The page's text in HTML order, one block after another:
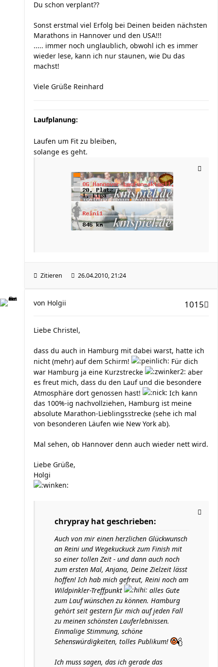
Du schon verplant??
Sonst erstmal viel Erfolg bei Deinen beiden nächsten
Marathons in Hannover und den USA!!!
..... immer noch unglaublich, obwohl ich es immer
wieder lese, kann ich nur staunen, wie Du das
machst!
Viele Grüße Reinhard
Laufplanung:
Laufen um Fit zu bleiben,
solange es geht.
Zitieren 26.04.2010, 21:24
1015
von Holgii
Liebe Christel,
dass du auch in Hamburg mit dabei warst, hatte ich
nicht (mehr) auf dem Schirm!
Für dich
war Hamburg ja eine Kurzstrecke
aber
es freut mich, dass du den Lauf und die besondere
Atmosphäre dort genossen hast!
Ich kann
das 100%-ig nachvollziehen, Hamburg ist meine
absolute Marathon-Lieblingsstrecke (sehe ich mal
von besonderen Läufen wie New York ab).
Mal sehen, ob Hannover denn auch wieder nett wird.
Liebe Grüße,
Holgi
chrypray hat geschrieben:
Auch von mir einen herzlichen Glückwunsch
an Reini und Wegekuckuck zum Finish mit
so einer tollen Zeit - und dann auch noch
zum ersten Mal, Anjana, Deine Zielzeit lässt
hoffen! Ich hab mich gefreut, Reini noch am
Wildpinkler-Treffpunkt
alles Gute
zum Lauf wünschen zu können. Hamburg
gehört seit gestern für mich auf jeden Fall
zu meinen schönsten Lauferlebnissen.
Einmalige Stimmung, schöne
Sehenswürdigkeiten, tolles Publikum!
Ich muss sagen, das ich gerade das